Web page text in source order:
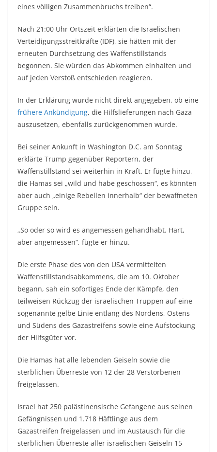
eines völligen Zusammenbruchs treiben“.
Nach 21:00 Uhr Ortszeit erklärten die Israelischen
Verteidigungsstreitkräfte (IDF), sie hätten mit der
erneuten Durchsetzung des Waffenstillstands
begonnen. Sie würden das Abkommen einhalten und
auf jeden Verstoß entschieden reagieren.
In der Erklärung wurde nicht direkt angegeben, ob eine
frühere Ankündigung, die Hilfslieferungen nach Gaza
auszusetzen, ebenfalls zurückgenommen wurde.
Bei seiner Ankunft in Washington D.C. am Sonntag
erklärte Trump gegenüber Reportern, der
Waffenstillstand sei weiterhin in Kraft. Er fügte hinzu,
die Hamas sei „wild und habe geschossen“, es könnten
aber auch „einige Rebellen innerhalb“ der bewaffneten
Gruppe sein.
„So oder so wird es angemessen gehandhabt. Hart,
aber angemessen“, fügte er hinzu.
Die erste Phase des von den USA vermittelten
Waffenstillstandsabkommens, die am 10. Oktober
begann, sah ein sofortiges Ende der Kämpfe, den
teilweisen Rückzug der israelischen Truppen auf eine
sogenannte gelbe Linie entlang des Nordens, Ostens
und Südens des Gazastreifens sowie eine Aufstockung
der Hilfsgüter vor.
Die Hamas hat alle lebenden Geiseln sowie die
sterblichen Überreste von 12 der 28 Verstorbenen
freigelassen.
Israel hat 250 palästinensische Gefangene aus seinen
Gefängnissen und 1.718 Häftlinge aus dem
Gazastreifen freigelassen und im Austausch für die
sterblichen Überreste aller israelischen Geiseln 15